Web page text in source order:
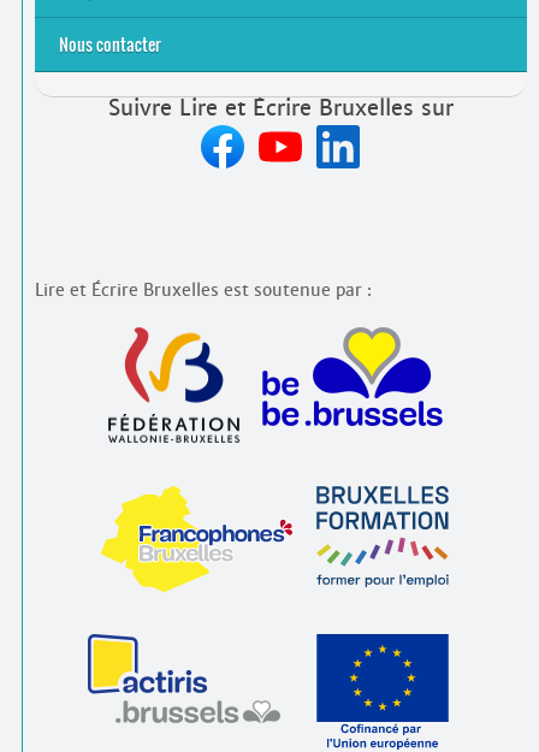
Nous contacter
Suivre Lire et Écrire Bruxelles sur
Lire et Écrire Bruxelles est soutenue par :